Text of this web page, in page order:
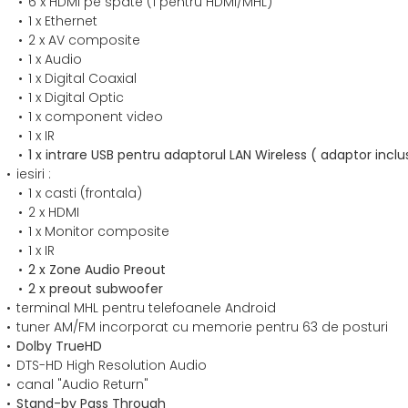
1 x Ethernet
2 x AV composite
1 x Audio
1 x Digital Coaxial
1 x Digital Optic
1 x component video
1 x IR
1 x intrare USB pentru adaptorul LAN Wireless ( adaptor
iesiri :
1 x casti (frontala)
2 x HDMI
1 x Monitor composite
1 x IR
2 x Zone Audio Preout
2 x preout subwoofer
terminal MHL pentru telefoanele Android
tuner AM/FM incorporat cu memorie pentru 63 de posturi
Dolby TrueHD
DTS-HD High Resolution Audio
canal "Audio Return"
Stand-by Pass Through